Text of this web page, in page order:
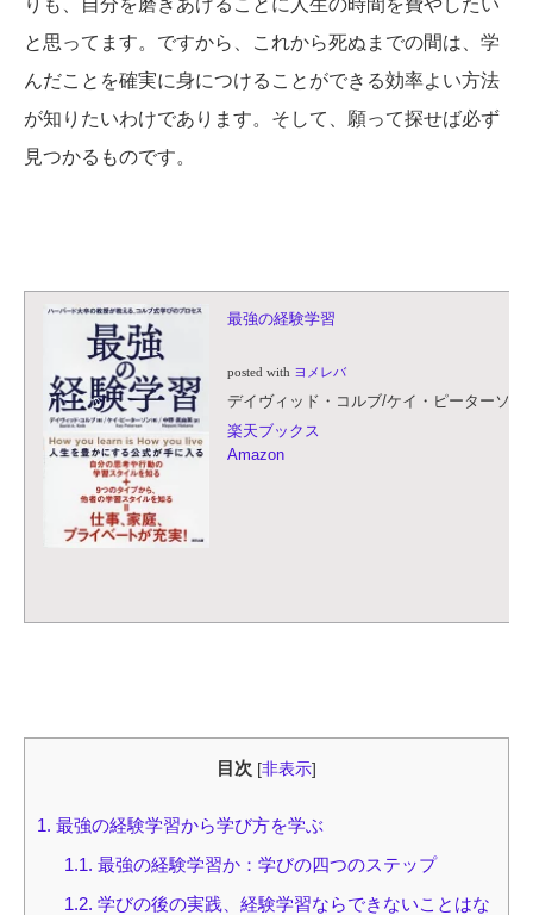
りも、自分を磨きあげることに人生の時間を費やしたい
と思ってます。ですから、これから死ぬまでの間は、学
んだことを確実に身につけることができる効率よい方法
が知りたいわけであります。そして、願って探せば必ず
見つかるものです。
最強の経験学習
posted with ヨメレバ
デイヴィッド・コルブ/ケイ・ピーターソン
楽天ブックス
Amazon
目次 [非表示]
1. 最強の経験学習から学び方を学ぶ
1.1. 最強の経験学習か：学びの四つのステップ
1.2. 学びの後の実践、経験学習ならできないことはな